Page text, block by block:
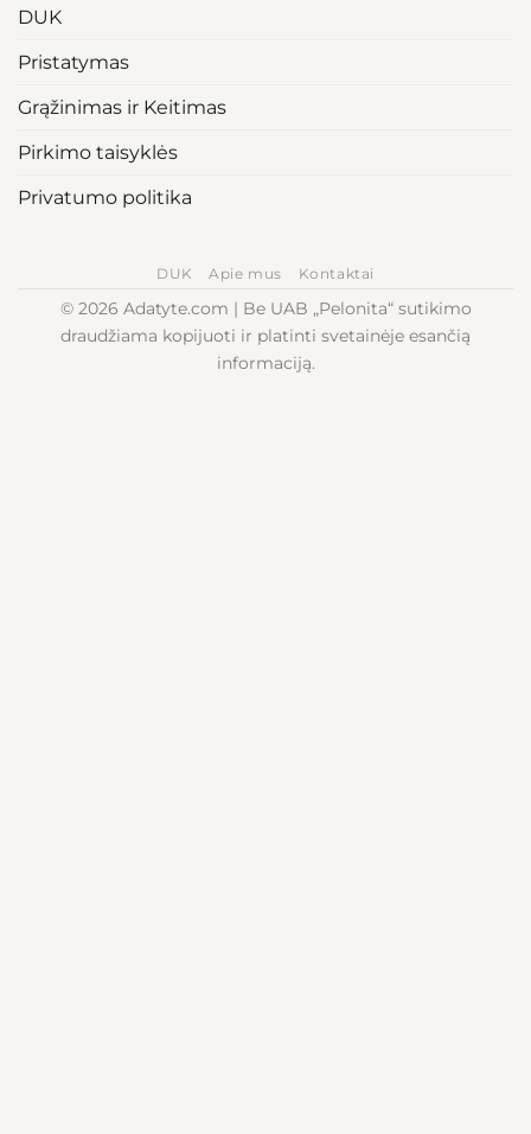
DUK
Pristatymas
Grąžinimas ir Keitimas
Pirkimo taisyklės
Privatumo politika
DUK Apie mus Kontaktai
© 2026 Adatyte.com | Be UAB „Pelonita“ sutikimo
draudžiama kopijuoti ir platinti svetainėje esančią
informaciją.